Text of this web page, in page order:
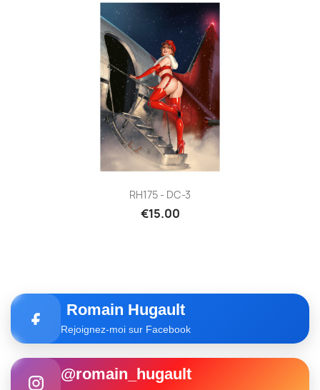
RH175 - DC-3
€15.00
Romain Hugault
Rejoignez-moi sur Facebook
@romain_hugault